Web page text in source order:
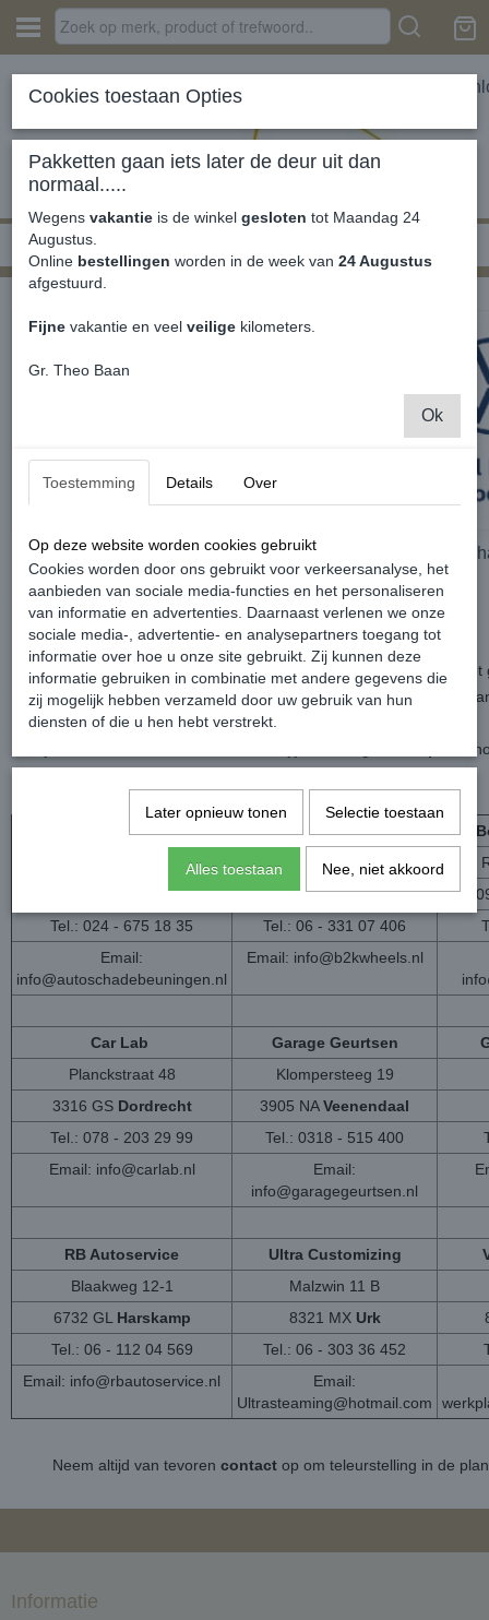
Home › MK4 2015-2020
Poppy Grace Mate ® Volkswagen
Veiligheid &Kennis
zijn de twee belangrijke aspecten als
Het is mogelijk om je bestelde producten te latenafleveren
bij 1
Autoschade Beuningen B2K Wheels
Voskuilerweg 49
Beuningen 3931 MVWoudenberg
Tel.: 024 - 675 18 35
Tel.: 06 - 331 07 406
Email:
info@autoschadebeuningen.nl
Email: info@b2kwheels.nl
Car Lab Garage Geurtsen
Planckstraat 48
Klompersteeg 19
3316 GS Dordrecht 3905 NAVeenendaal
Tel.: 078 - 203 29 99
Tel.: 0318 - 515 400
Email: info@carlab.nl
Email:
info@garagegeurtsen.nl
RB Autoservice Ultra Customizing
Blaakweg 12-1
Malzwin 11 B
6732 GL Harskamp 8321 MX Urk
Tel.: 06 - 112 04 569
Tel.: 06 - 303 36 452
Email: info@rbautoservice.nl
Email:
Ultrasteaming@hotmail.com
Neem altijd van tevoren contactop om teleurstelling in de
Informatie
Cookies toestaan Opties
Pakketten gaan iets later de deur uit dan
normaal.....
Wegens vakantie is de winkel gesloten tot Maandag 24
Augustus.
Online bestellingen worden in de week van 24 Augustus
afgestuurd.
Fijne vakantie en veel veilige kilometers.
Gr. Theo Baan
Ok
Toestemming Details Over
Op deze website worden cookies gebruikt
Cookies worden door ons gebruikt voor verkeersanalyse, het
aanbieden van sociale media-functies en het personaliseren
van informatie en advertenties. Daarnaast verlenen we onze
sociale media-, advertentie- en analysepartners toegang tot
informatie over hoe u onze site gebruikt. Zij kunnen deze
informatie gebruiken in combinatie met andere gegevens die
zij mogelijk hebben verzameld door uw gebruik van hun
diensten of die u hen hebt verstrekt.
Later opnieuw tonen Selectie toestaan
Alles toestaan Nee, niet akkoord